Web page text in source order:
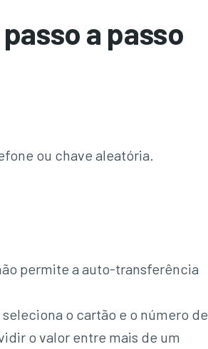
a passo
ou chave aleatória.
permite a auto-transferência
o cartão e o número de
o valor entre mais de um